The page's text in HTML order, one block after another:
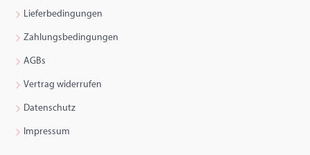
Lieferbedingungen
Zahlungsbedingungen
AGBs
Vertrag widerrufen
Datenschutz
Impressum